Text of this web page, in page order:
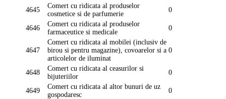
4645
Comert cu ridicata al produselor
cosmetice si de parfumerie
0
4646
Comert cu ridicata al produselor
farmaceutice si medicale
0
4647
Comert cu ridicata al mobilei (inclusiv de
birou si pentru magazine), covoarelor si a
articolelor de iluminat
0
4648
Comert cu ridicata al ceasurilor si
bijuteriilor
0
4649
Comert cu ridicata al altor bunuri de uz
gospodaresc
0